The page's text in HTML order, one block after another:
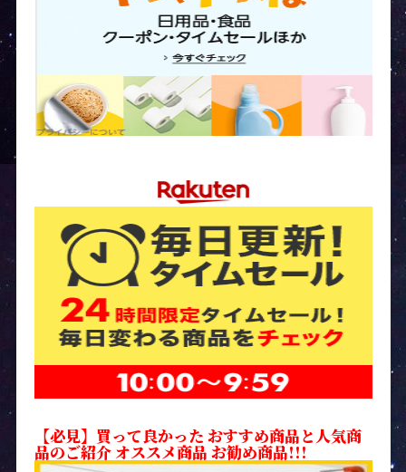
【必見】買って良かった おすすめ商品と人気商
品のご紹介 オススメ商品 お勧め商品!!!